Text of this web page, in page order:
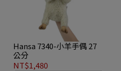
Hansa 7340-小羊手偶 27
公分
NT$1,480